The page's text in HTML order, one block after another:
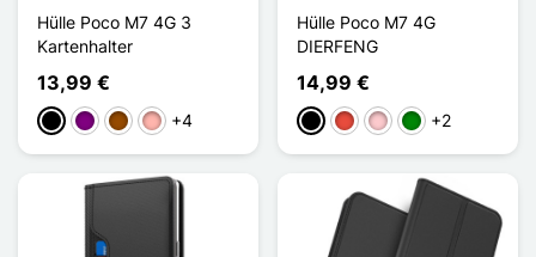
Hülle Poco M7 4G 3
Kartenhalter
13,99 €
Schwarz
ViolettBraunRoségold
+4
Hülle Poco M7 4G
DIERFENG
14,99 €
Schwarz
Rot PinkGrün+2